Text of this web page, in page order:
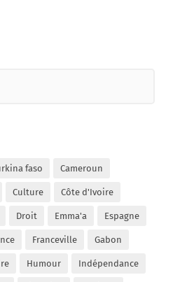
faso Cameroun
Culture Côte d'Ivoire
Droit Emma'a Espagne
Franceville Gabon
Humour Indépendance